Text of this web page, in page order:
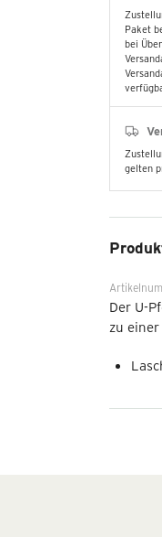
Paket
bei
gelten
Der U-
zu einer